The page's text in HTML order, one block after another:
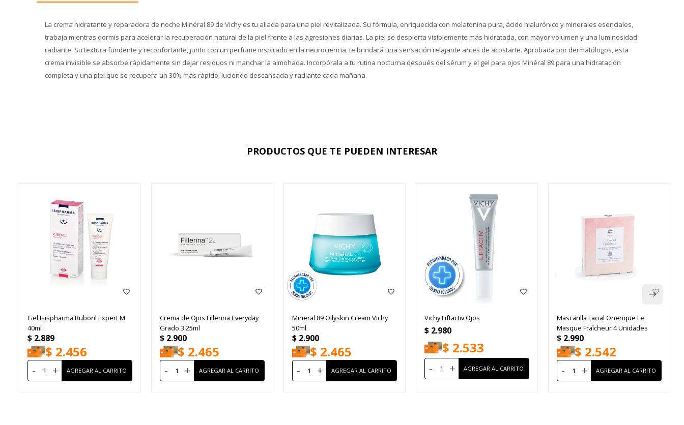
La crema hidratante y reparadora de noche Minéral 89 de Vichy es tu aliada para una piel revitalizada. Su fórmula, enriquecida con melatonina pura, ácido hialurónico y minerales esenciales,
trabaja mientras dormís para acelerar la recuperación natural de la piel frente a las agresiones diarias. La piel se despierta visiblemente más hidratada, con mayor volumen y una luminosidad
radiante. Su textura fundente y reconfortante, junto con un perfume inspirado en la neurociencia, te brindará una sensación relajante antes de acostarte. Aprobada por dermatólogos, esta
crema invisible se absorbe rápidamente sin dejar residuos ni manchar la almohada. Incorpórala a tu rutina nocturna después del sérum y el gel para ojos Minéral 89 para una hidratación
completa y una piel que se recupera un 30% más rápido, luciendo descansada y radiante cada mañana.
PRODUCTOS QUE TE PUEDEN INTERESAR
Gel Isispharma Ruboril Expert M
40ml
$ 2.889
$ 2.456
- +
Crema de Ojos Fillerina Everyday
Grado 3 25ml
$ 2.900
$ 2.465
- +
Mineral 89 Oilyskin Cream Vichy
50ml
$ 2.900
$ 2.465
- +
Vichy Liftactiv Ojos
$ 2.980
$ 2.533
- +
Mascarilla Facial Onerique Le
Masque Fraîcheur 4 Unidades
$ 2.990
$ 2.542
- +